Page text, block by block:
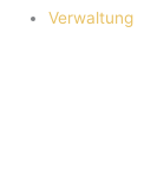
Verwaltung